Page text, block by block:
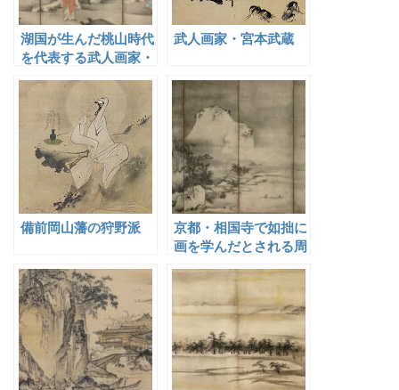
湖国が生んだ桃山時代
を代表する武人画家・
海北友松
武人画家・宮本武蔵
備前岡山藩の狩野派
京都・相国寺で如拙に
画を学んだとされる周
文